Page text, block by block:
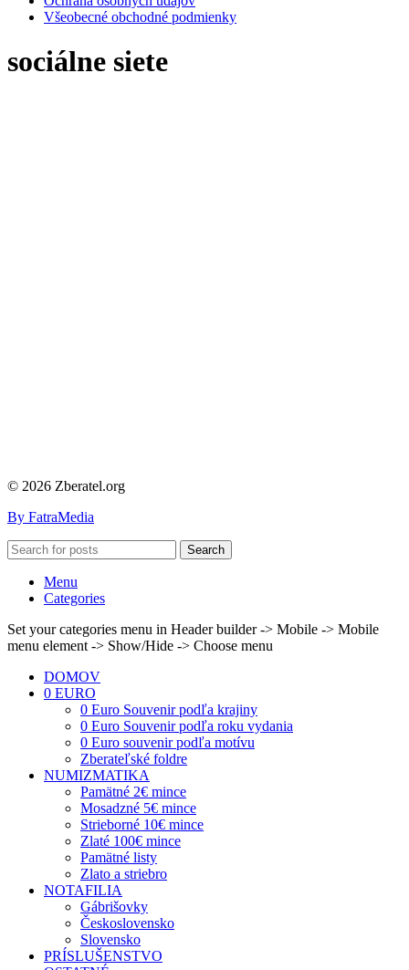
Všeobecné obchodné podmienky
sociálne siete
© 2026 Zberatel.org
By FatraMedia
Search
Menu
Categories
Set your categories menu in Header builder -> Mobile -> Mobile
menu element -> Show/Hide -> Choose menu
DOMOV
0 EURO
0 Euro Souvenir podľa krajiny
0 Euro Souvenir podľa roku vydania
0 Euro souvenir podľa motívu
Zberateľské foldre
NUMIZMATIKA
Pamätné 2€ mince
Mosadzné 5€ mince
Strieborné 10€ mince
Zlaté 100€ mince
Pamätné listy
Zlato a striebro
NOTAFILIA
Gábrišovky
Československo
Slovensko
PRÍSLUŠENSTVO